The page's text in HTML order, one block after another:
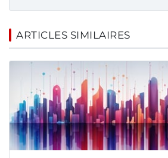
ARTICLES SIMILAIRES